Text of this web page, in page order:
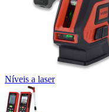
Níveis a laser